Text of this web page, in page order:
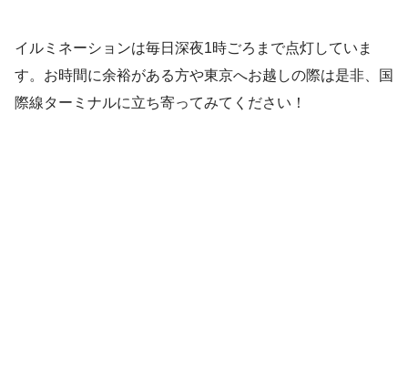
イルミネーションは毎日深夜1時ごろまで点灯していま
す。お時間に余裕がある方や東京へお越しの際は是非、国
際線ターミナルに立ち寄ってみてください！